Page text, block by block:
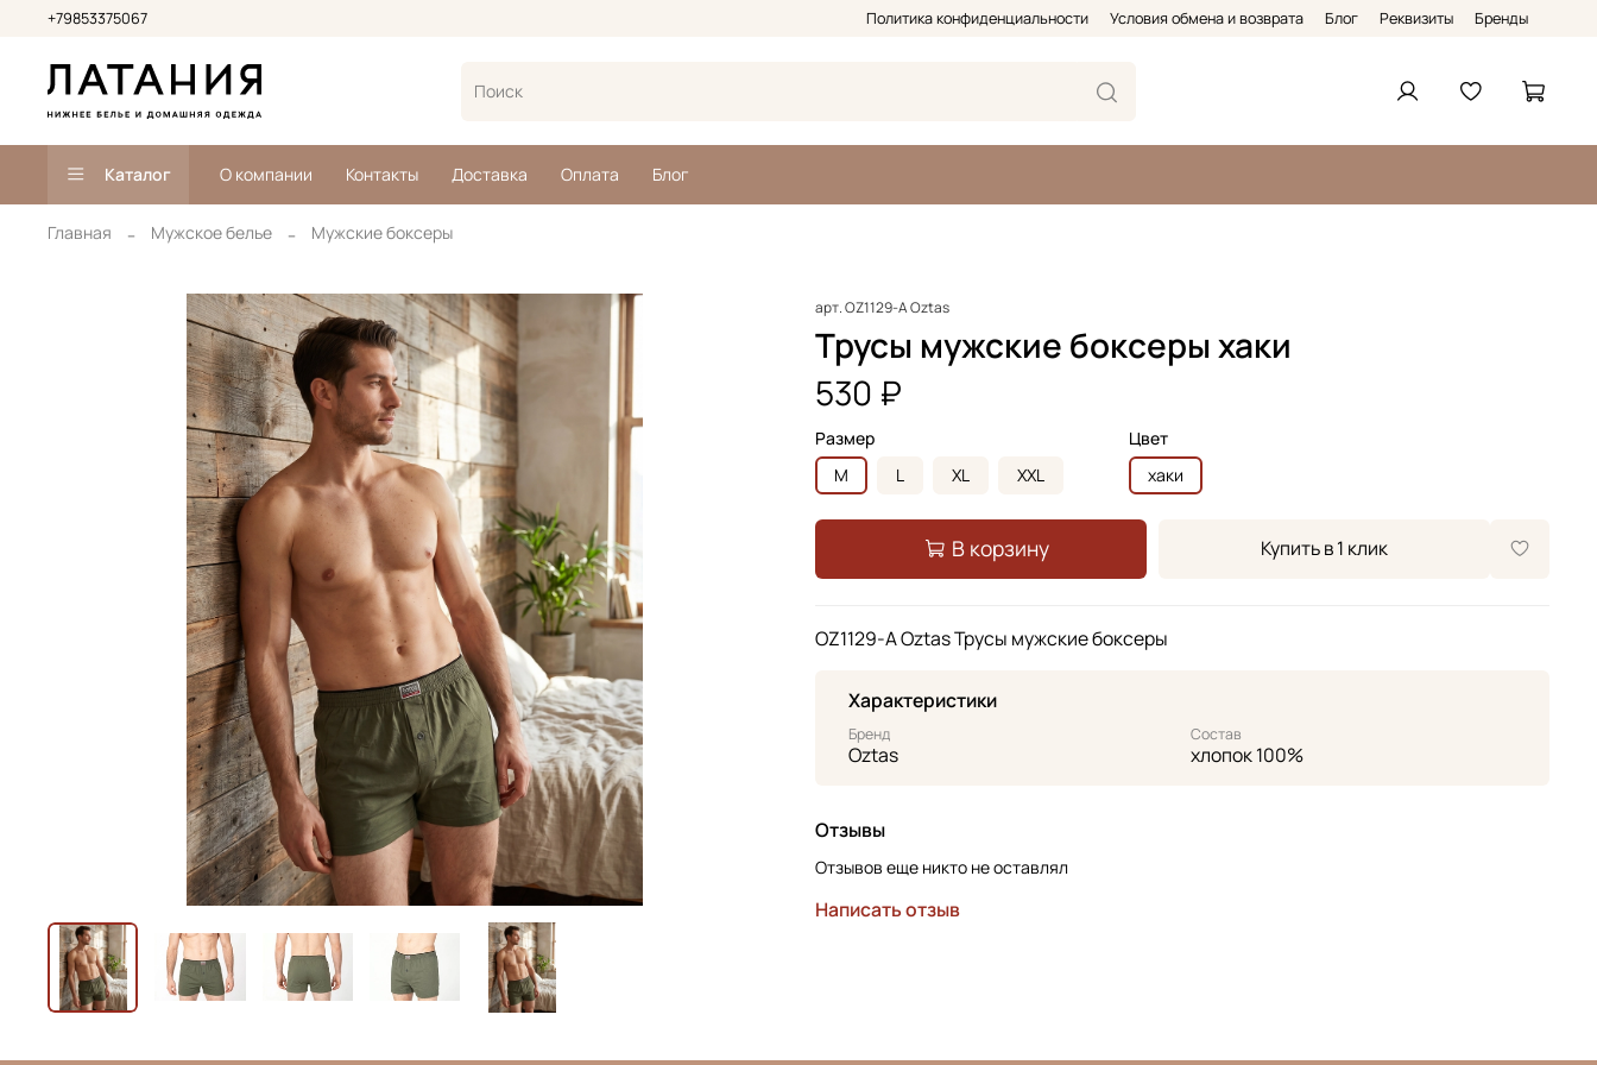
Политика конфиденциальности Условия обмена и возврата Блог Реквизиты Бренды
+79853375067
Каталог О компании Контакты Доставка Оплата Блог
Главная Мужское белье Мужские боксеры
арт.OZ1129-A Oztas
Трусы мужские боксеры хаки
530 ₽
Размер
M
L XL XXL
Цвет
хаки
В корзину Купить в 1 клик
OZ1129-A Oztas Трусы мужские боксеры
Характеристики
Бренд
Oztas
Состав
хлопок 100%
Отзывы
Отзывов еще никто не оставлял
Написать отзыв